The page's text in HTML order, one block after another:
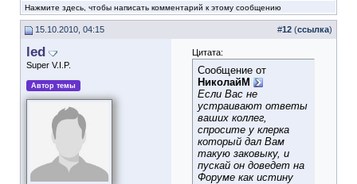
Нажмите здесь, чтобы написать комментарий к этому сообщению
15.10.2010, 04:15 #12 (ссылка)
led
Super V.I.P.
Автор темы
Цитата:
Сообщение от
НиколайМ
Если Вас не
устраивают ответы
ваших коллег,
спросите у клерка
который дал Вам
такую заковыку, и
пускай он доведет на
Форуме как истину